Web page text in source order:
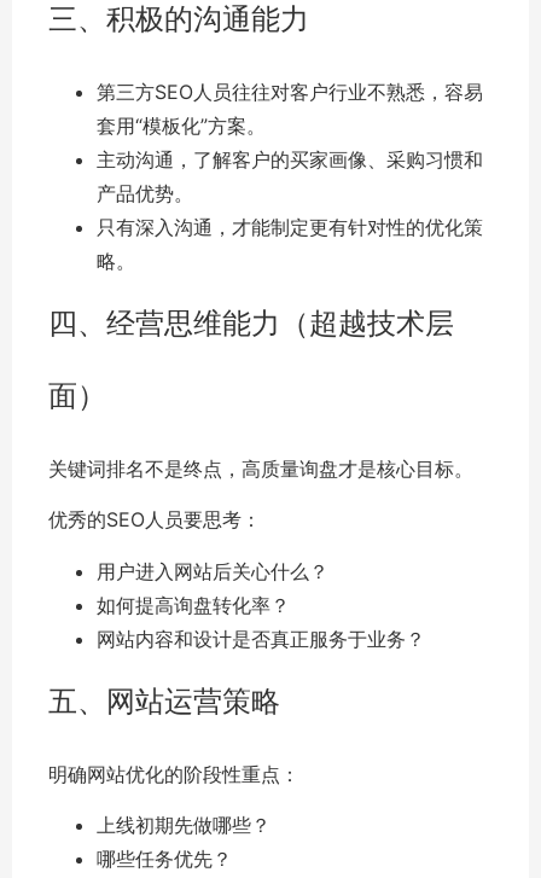
三、积极的沟通能力
第三方SEO人员往往对客户行业不熟悉，容易
套用“模板化”方案。
主动沟通，了解客户的买家画像、采购习惯和
产品优势。
只有深入沟通，才能制定更有针对性的优化策
略。
四、经营思维能力（超越技术层
面）
关键词排名不是终点，高质量询盘才是核心目标。
优秀的SEO人员要思考：
用户进入网站后关心什么？
如何提高询盘转化率？
网站内容和设计是否真正服务于业务？
五、网站运营策略
明确网站优化的阶段性重点：
上线初期先做哪些？
哪些任务优先？